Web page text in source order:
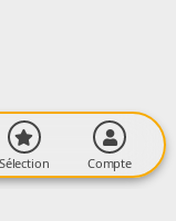
Sélection Compte